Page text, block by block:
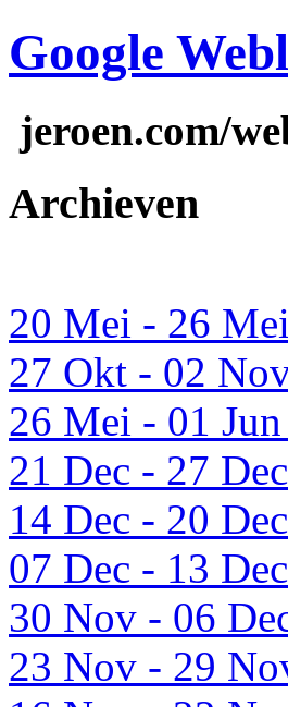
Google
jeroen.com/
Archieven
20 Mei - 26
27 Okt - 02
26 Mei - 01
21 Dec - 27
14 Dec - 20
07 Dec - 13
30 Nov - 06
23 Nov - 29